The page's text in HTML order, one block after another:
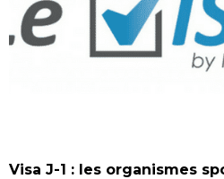
Visa J-1 : les organismes